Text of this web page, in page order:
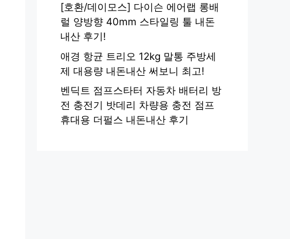
[호환/데이모스] 다이슨 에어랩 롱배
럴 양방향 40mm 스타일링 툴 내돈
내산 후기!
애경 항균 트리오 12kg 말통 주방세
제 대용량 내돈내산 써보니 최고!
벤딕트 점프스타터 자동차 배터리 방
전 충전기 밧데리 차량용 충전 점프
휴대용 더펄스 내돈내산 후기